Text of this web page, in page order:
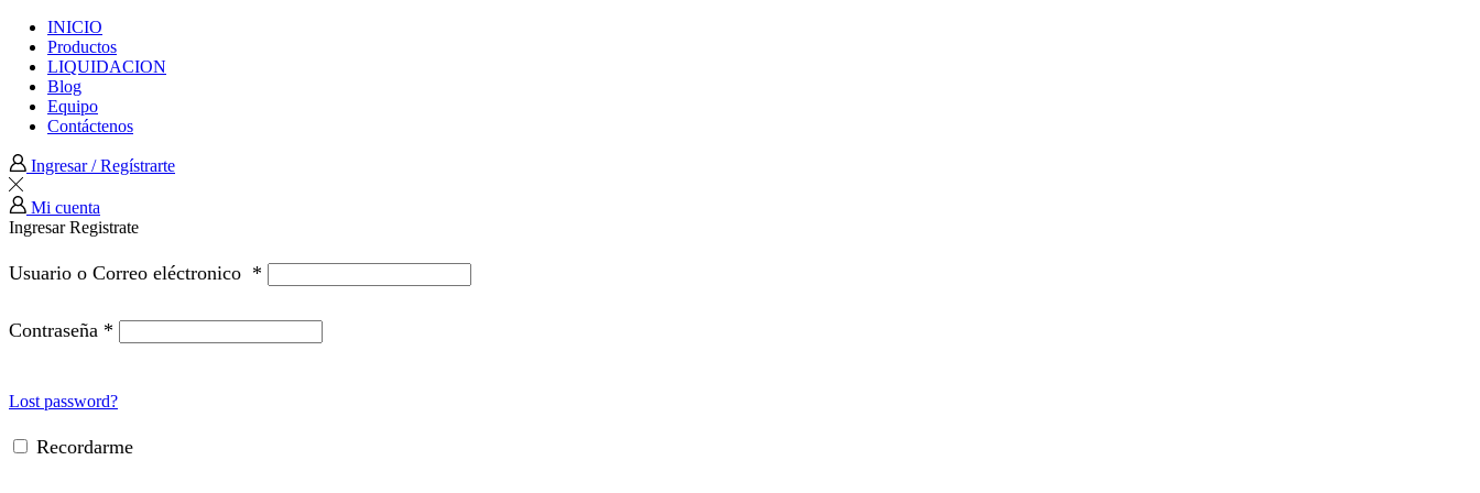
INICIO
Productos
LIQUIDACION
Blog
Equipo
Contáctenos
Ingresar / Regístrarte
Mi cuenta
IngresarRegistrate
Usuario o Correo eléctronico *
Contraseña *
Lost password?
Recordarme